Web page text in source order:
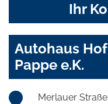
Ihr
Autohaus
Pappe e.K.
Merlauer